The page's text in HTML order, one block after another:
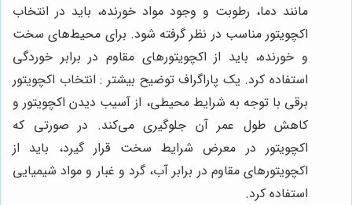
مانند دما، رطوبت و وجود مواد خورنده، باید در انتخاب
اکچویتور مناسب در نظر گرفته شود. برای محیط‌های سخت
و خورنده، باید از اکچویتورهای مقاوم در برابر خوردگی
استفاده کرد. یک پاراگراف توضیح بیشتر : انتخاب اکچویتور
برقی با توجه به شرایط محیطی، از آسیب دیدن اکچویتور و
کاهش طول عمر آن جلوگیری می‌کند. در صورتی که
اکچویتور در معرض شرایط سخت قرار گیرد، باید از
اکچویتورهای مقاوم در برابر آب، گرد و غبار و مواد شیمیایی
استفاده کرد.